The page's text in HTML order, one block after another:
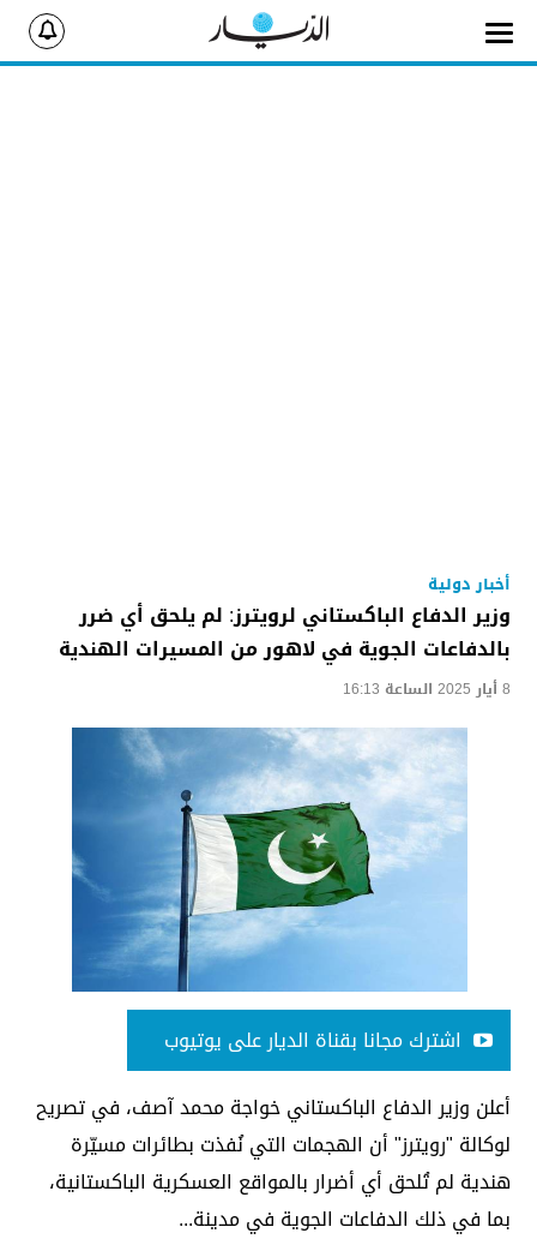
أخبار دولية
وزير الدفاع الباكستاني لرويترز: لم يلحق أي ضرر
بالدفاعات الجوية في لاهور من المسيرات الهندية
8 أيار 2025 الساعة 16:13
اشترك مجانا بقناة الديار على يوتيوب
أعلن وزير الدفاع الباكستاني خواجة محمد آصف، في تصريح
لوكالة "رويترز" أن الهجمات التي نُفذت بطائرات مسيّرة
هندية لم تُلحق أي أضرار بالمواقع العسكرية الباكستانية،
بما في ذلك الدفاعات الجوية في مدينة...